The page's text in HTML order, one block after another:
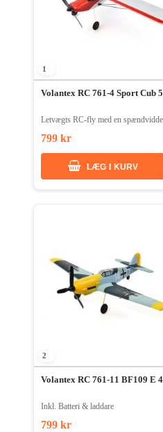
1
Volantex RC 761-4 Sport Cub
Letvægts RC-fly med en
799 kr
LÆG I KURV
2
Volantex RC 761-11 BF109 E
Inkl. Batteri & laddare
799 kr